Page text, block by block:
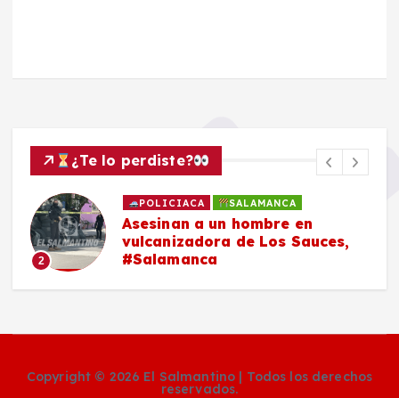
¿Te lo perdiste?
2
POLICIACA SALAMANCA
Asesinan a un hombre en
vulcanizadora de Los Sauces,
#Salamanca
Copyright © 2026 El Salmantino | Todos los derechos
reservados.